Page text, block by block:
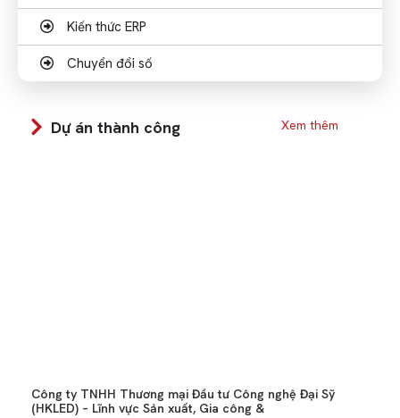
Kiến thức ERP
Chuyển đổi số
Dự án thành công Xem thêm
Công ty TNHH Thương mại Đầu tư Công nghệ Đại Sỹ
(HKLED) – Lĩnh vực Sản xuất, Gia công &